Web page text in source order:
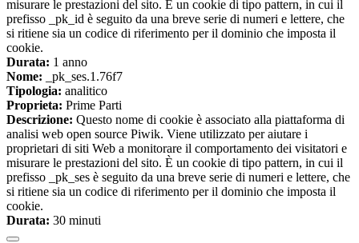
misurare le prestazioni del sito. È un cookie di tipo pattern, in cui il
prefisso _pk_id è seguito da una breve serie di numeri e lettere, che
si ritiene sia un codice di riferimento per il dominio che imposta il
cookie.
Durata: 1 anno
Nome: _pk_ses.1.76f7
Tipologia: analitico
Proprieta: Prime Parti
Descrizione: Questo nome di cookie è associato alla piattaforma di
analisi web open source Piwik. Viene utilizzato per aiutare i
proprietari di siti Web a monitorare il comportamento dei visitatori e
misurare le prestazioni del sito. È un cookie di tipo pattern, in cui il
prefisso _pk_ses è seguito da una breve serie di numeri e lettere, che
si ritiene sia un codice di riferimento per il dominio che imposta il
cookie.
Durata: 30 minuti